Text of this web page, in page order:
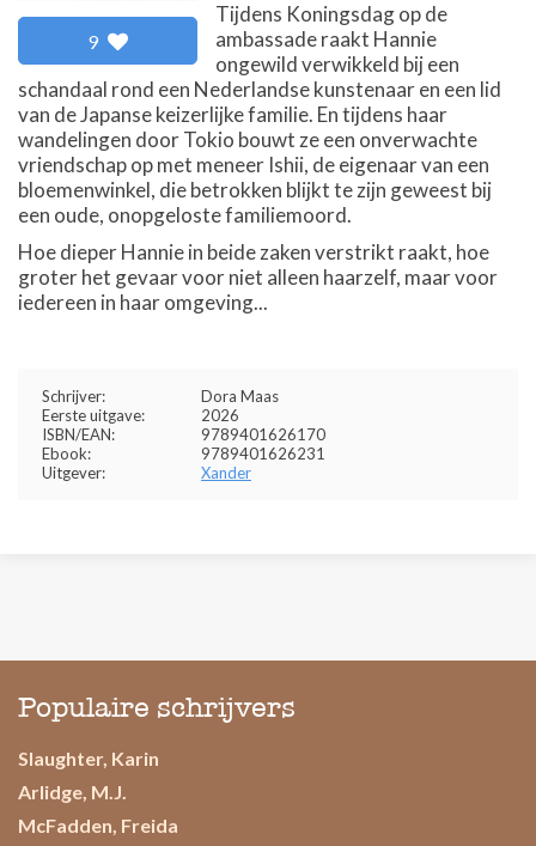
9
Tijdens Koningsdag op de
ambassade raakt Hannie
ongewild verwikkeld bij een
schandaal rond een Nederlandse kunstenaar en een lid
van de Japanse keizerlijke familie. En tijdens haar
wandelingen door Tokio bouwt ze een onverwachte
vriendschap op met meneer Ishii, de eigenaar van een
bloemenwinkel, die betrokken blijkt te zijn geweest bij
een oude, onopgeloste familiemoord.
Hoe dieper Hannie in beide zaken verstrikt raakt, hoe
groter het gevaar voor niet alleen haarzelf, maar voor
iedereen in haar omgeving...
Schrijver:
Dora Maas
Eerste uitgave:
2026
ISBN/EAN:
9789401626170
Ebook:
9789401626231
Uitgever:
Xander
Populaire schrijvers
Slaughter, Karin
Arlidge, M.J.
McFadden, Freida